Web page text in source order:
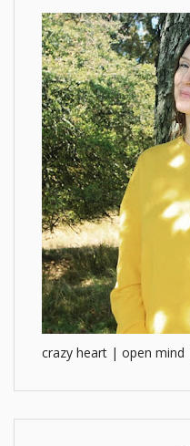
crazy heart | open mind